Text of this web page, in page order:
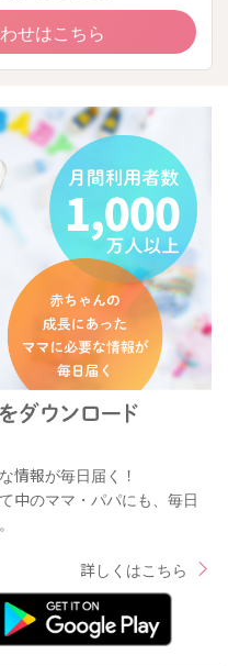
せはこちら
情報が毎日届く！
中のママ・パパにも、毎日
詳しくはこちら